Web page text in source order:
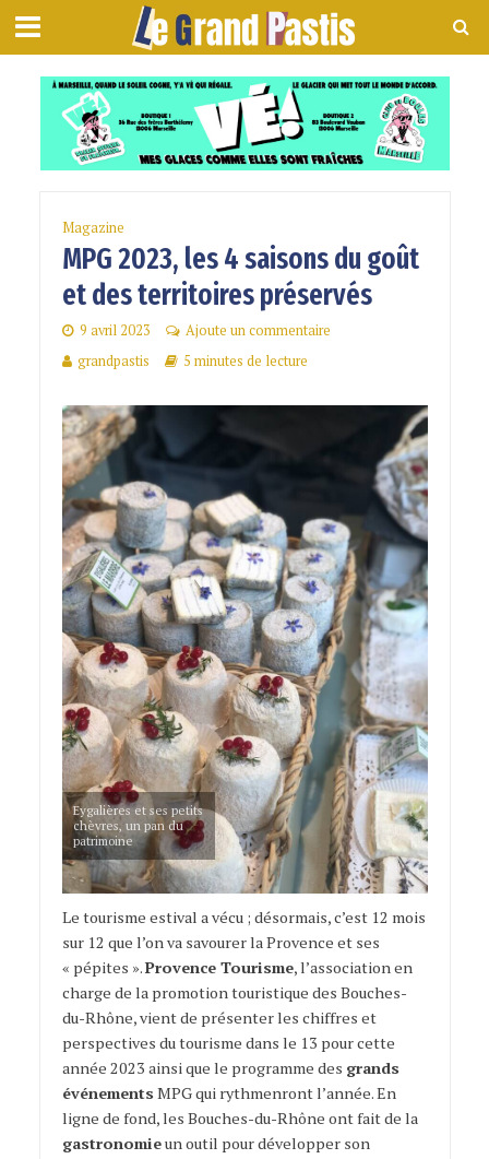
Magazine
MPG 2023, les 4 saisons du goût
et des territoires préservés
9 avril 2023
Ajoute un commentaire
grandpastis
5 minutes de lecture
Eygalières et ses petits
chèvres, un pan du
patrimoine
Le tourisme estival a vécu ; désormais, c’est 12 mois
sur 12 que l’on va savourer la Provence et ses
« pépites ».Provence Tourisme, l’association en
charge de la promotion touristique des Bouches-
du-Rhône, vient de présenter les chiffres et
perspectives du tourisme dans le 13 pour cette
année 2023 ainsi que le programme des grands
événements MPG qui rythmenront l’année. En
ligne de fond, les Bouches-du-Rhône ont fait de la
gastronomieun outil pourdévelopper son